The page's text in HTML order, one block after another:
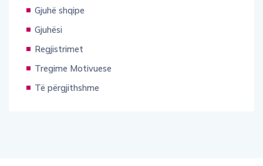
Gjuhë shqipe
Gjuhësi
Regjistrimet
Tregime Motivuese
Të përgjithshme